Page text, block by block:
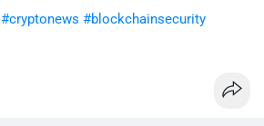
#cryptonews #blockchainsecurity